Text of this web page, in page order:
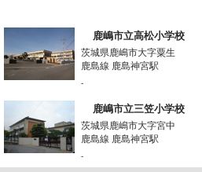
鹿嶋市立高松小学校
茨城県鹿嶋市大字粟生
鹿島線 鹿島神宮駅
-
鹿嶋市立三笠小学校
茨城県鹿嶋市大字宮中
鹿島線 鹿島神宮駅
-